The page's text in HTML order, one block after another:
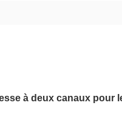
à deux canaux pour